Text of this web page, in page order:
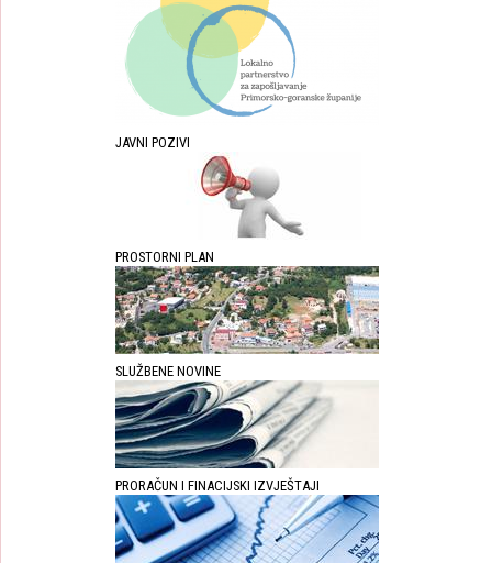
JAVNI POZIVI
PROSTORNI PLAN
SLUŽBENE NOVINE
PRORAČUN I FINACIJSKI IZVJEŠTAJI